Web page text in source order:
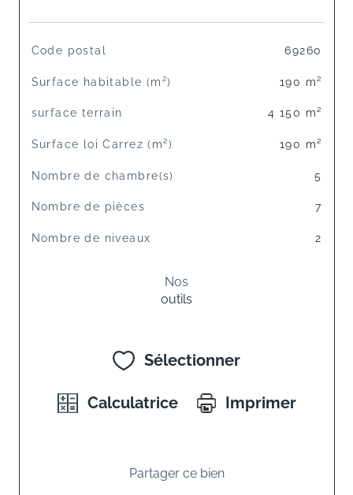
TRAD_SIROCCO_Caracteristique
Code postal 69260
Surface habitable (m²) 190 m²
surface terrain 4 150 m²
Surface loi Carrez (m²) 190 m²
Nombre de chambre(s) 5
Nombre de pièces 7
Nombre de niveaux 2
Nos
outils
Sélectionner
Calculatrice Imprimer
Partager ce bien